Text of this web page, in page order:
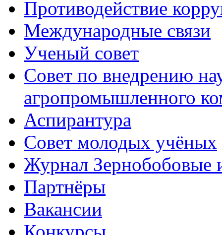
Противодействие
Международные связи
Ученый совет
Совет по внедрению
агропромышленного
Аспирантура
Совет молодых учёных
Журнал Зернобобовые
Партнёры
Вакансии